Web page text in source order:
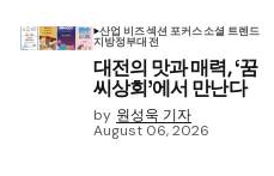
산업 비즈섹션 포커스소셜 트렌드
지방정부대전
대전의 맛과 매력, ‘꿈
씨상회’에서 만난다
by 원성욱 기자
August 06, 2026